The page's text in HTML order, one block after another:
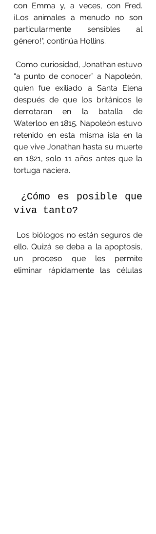
con Emma y, a veces, con Fred.
¡Los animales a menudo no son
particularmente sensibles al
género!", continúa Hollins.
Como curiosidad, Jonathan estuvo
“a punto de conocer” a Napoleón,
quien fue exiliado a Santa Elena
después de que los británicos le
derrotaran en la batalla de
Waterloo en 1815. Napoleón estuvo
retenido en esta misma isla en la
que vive Jonathan hasta su muerte
en 1821, solo 11 años antes que la
tortuga naciera.
viva tanto?
ello. Quizá se deba a la apoptosis,
un proceso que les permite
eliminar rápidamente las células